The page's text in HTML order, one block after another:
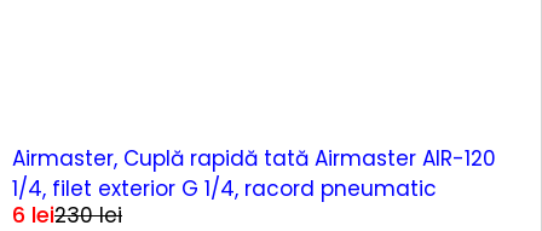
Airmaster, Cuplă rapidă tată Airmaster AIR-120
1/4, filet exterior G 1/4, racord pneumatic
230lei
6 lei